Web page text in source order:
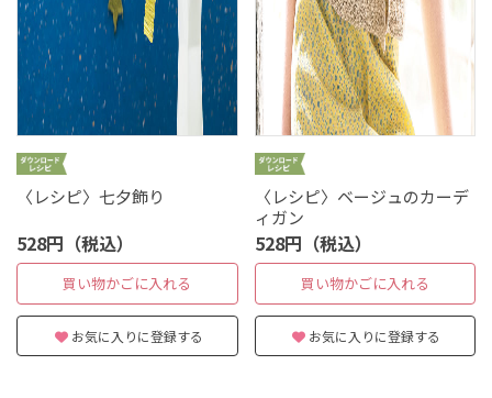
〈レシピ〉七夕飾り
528円（税込）
買い物かごに入れる
お気に入りに登録する
〈レシピ〉ベージュのカーデ
ィガン
528円（税込）
買い物かごに入れる
お気に入りに登録する